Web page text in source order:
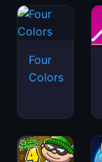
Four
Colors